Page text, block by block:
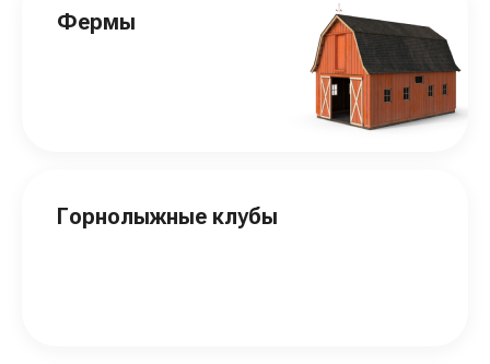
Фермы
Горнолыжные клубы